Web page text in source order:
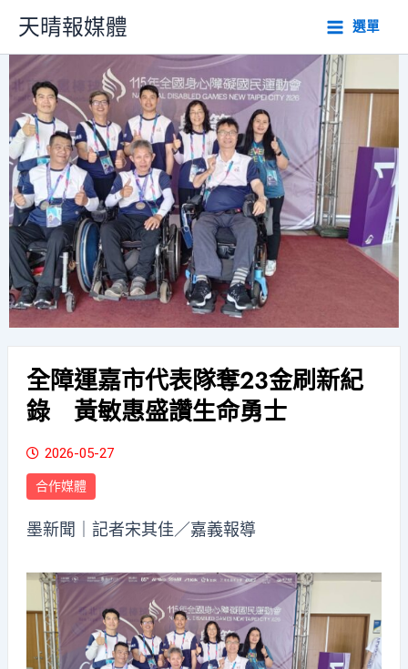
主
要
天晴報媒體 選單
全障運嘉市代表隊奪23金刷新紀
錄 黃敏惠盛讚生命勇士
2026-05-27
合作媒體
墨新聞 ｜記者宋其佳／嘉義報導